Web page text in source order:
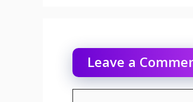
Leave a